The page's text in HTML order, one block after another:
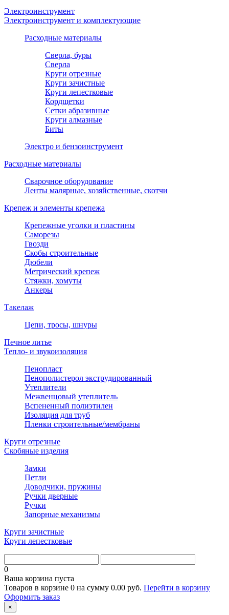
Электроинструмент
Электроинструмент и комплектующие
Расходные материалы
Сверла, буры
Сверла
Круги отрезные
Круги зачистные
Круги лепестковые
Кордщетки
Сетки абразивные
Круги алмазные
Биты
Электро и бензоинструмент
Расходные материалы
Сварочное оборудование
Ленты малярные, хозяйственные, скотчи
Крепеж и элементы крепежа
Крепежные уголки и пластины
Саморезы
Гвозди
Скобы строительные
Дюбели
Метрический крепеж
Стяжки, хомуты
Анкеры
Такелаж
Цепи, тросы, шнуры
Печное литье
Тепло- и звукоизоляция
Пенопласт
Пенополистерол экструдированный
Утеплители
Межвенцовый утеплитель
Вспененный полиэтилен
Изоляция для труб
Пленки строительные/мембраны
Круги отрезные
Скобяные изделия
Замки
Петли
Доводчики, пружины
Ручки дверные
Ручки
Запорные механизмы
Круги зачистные
Круги лепестковые
0
Ваша корзина пуста
Товаров в корзине 0 на сумму 0.00 руб. Перейти в корзину
Оформить заказ
×